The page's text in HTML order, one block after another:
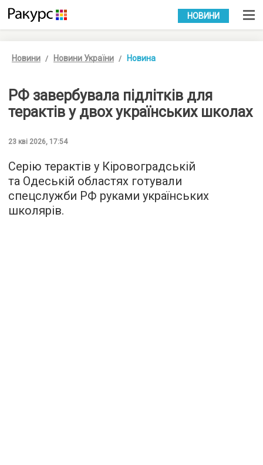
УКР РУС
НОВИНИ
Новини Новини України Новина
РФ завербувала підлітків для
терактів у двох українських школах
23 кві 2026, 17:54
Серію терактів у Кіровоградській
та Одеській областях готували
спецслужби РФ руками українських
школярів.